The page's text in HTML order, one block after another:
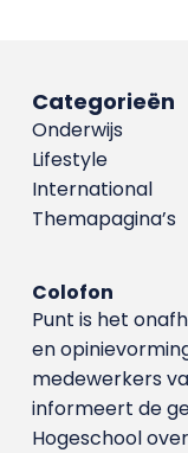
Categorieën
Onderwijs
Lifestyle
International
Themapagina’s
Colofon
Punt is het
en
medewerkers
informeert de
Hogeschool